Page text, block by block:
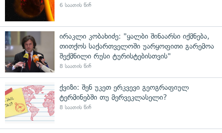
6 საათის წინ
ირაკლი კობახიძე: "ყალბი შინაარსი იქმნება,
თითქოს საქართველოში უარყოფითი გარემოა
შექმნილი რუსი ტურისტებისთვის"
8 საათის წინ
ქვიზი: შენ უკეთ ერკვევი გეოგრაფიულ
ტერმინებში თუ მერვეკლასელი?
8 საათის წინ